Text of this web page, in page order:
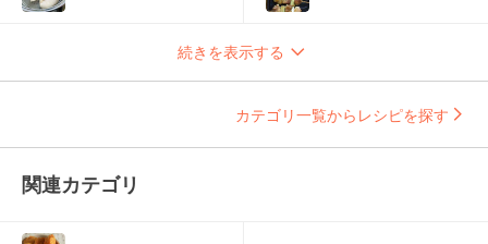
続きを表示する
カテゴリ一覧からレシピを探す
関連カテゴリ